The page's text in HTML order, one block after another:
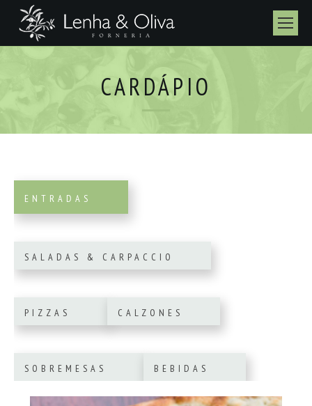
CARDÁPIO
ENTRADAS
SALADAS & CARPACCIO
PIZZAS CALZONES
SOBREMESAS BEBIDAS